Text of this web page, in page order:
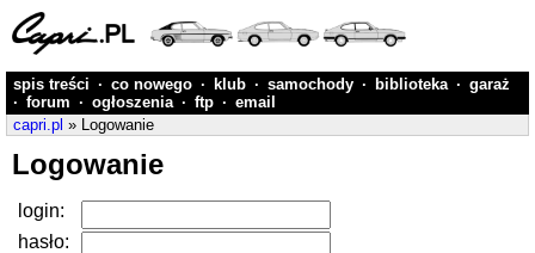
spis treści · co nowego · klub · samochody · biblioteka · garaż
· forum · ogłoszenia · ftp · email
capri.pl » Logowanie
Logowanie
login:
hasło: